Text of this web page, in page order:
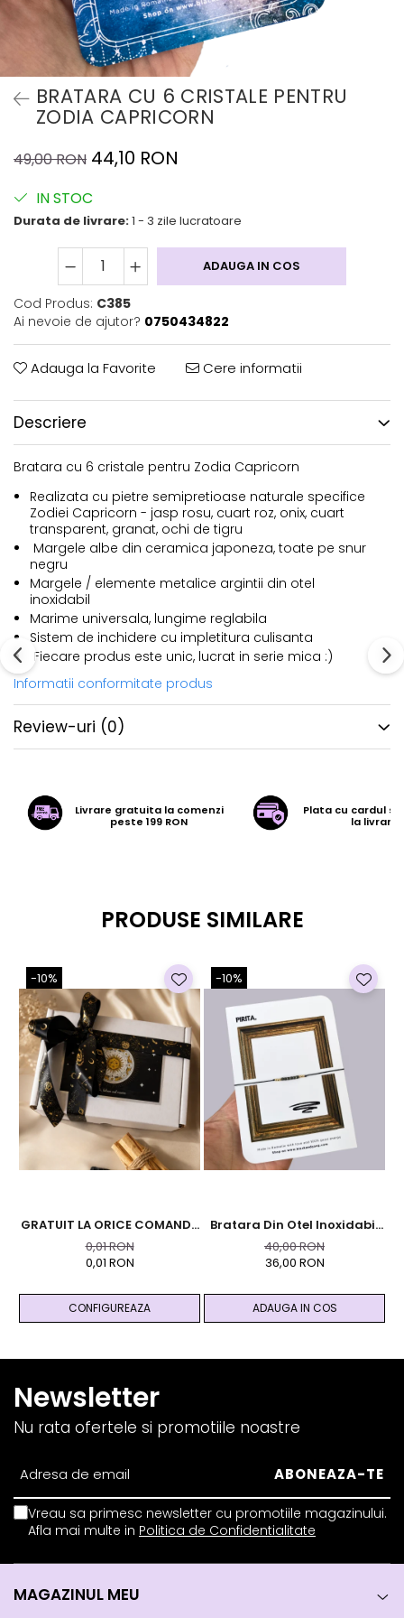
BRATARA CU 6 CRISTALE PENTRU
ZODIA CAPRICORN
49,00 RON 44,10 RON
IN STOC
Durata de livrare:1 - 3 zile lucratoare
ADAUGA IN COS
Cod Produs: C385
Ai nevoie de ajutor? 0750434822
Adauga la Favorite Cere informatii
Descriere
Bratara cu 6 cristale pentru Zodia Capricorn
Realizata cu pietre semipretioase naturale specifice
Zodiei Capricorn - jasp rosu, cuart roz, onix, cuart
transparent, granat, ochi de tigru
Margele albe din ceramica japoneza, toate pe snur
negru
Margele / elemente metalice argintii din otel
inoxidabil
Marime universala, lungime reglabila
Sistem de inchidere cu impletitura culisanta
Fiecare produs este unic, lucrat in serie mica :)
Informatii conformitate produs
Review-uri (0)
Livrare gratuita la comenzi
peste 199 RON
Plata cu cardul
la livrare
PRODUSE SIMILARE
-10%
GRATUIT LA ORICE COMANDA
PESTE 99 RON - Cutie
Personalizata Cadou Black
0,01 RON
0,01 RON
CONFIGUREAZA
-10%
Bratara Din Otel Inoxidabil
Auriu Cu Cristale Naturale
De Pirita - Abundenta,
40,00 RON
36,00 RON
ADAUGA IN COS
Newsletter
Nu rata ofertele si promotiile noastre
Vreau sa primesc newsletter cu promotiile magazinului.
Afla mai multe in Politica de Confidentialitate
MAGAZINUL MEU